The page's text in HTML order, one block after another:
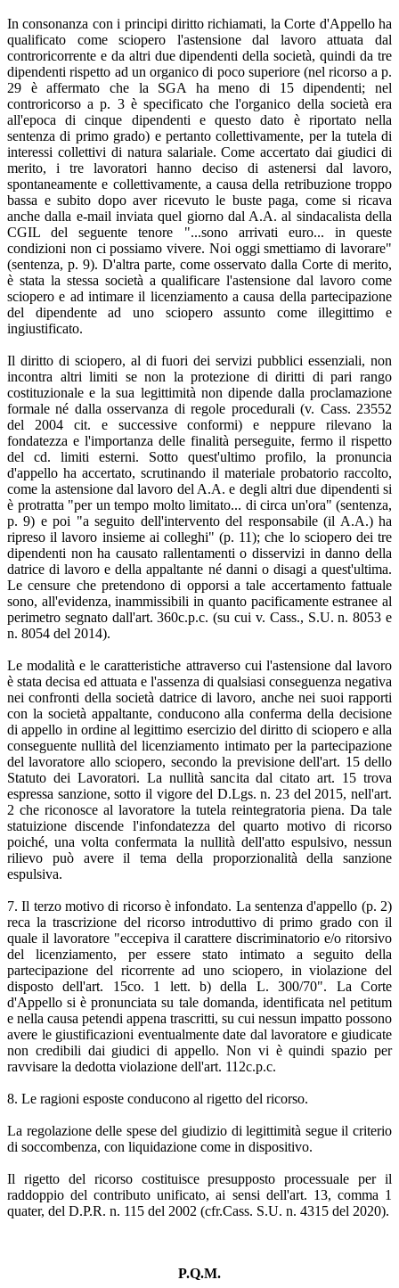
In consonanza con i principi diritto richiamati, la Corte d'Appello ha
qualificato come sciopero l'astensione dal lavoro attuata dal
controricorrente e da altri due dipendenti della società, quindi da tre
dipendenti rispetto ad un organico di poco superiore (nel ricorso a p.
29 è affermato che la SGA ha meno di 15 dipendenti; nel
controricorso a p. 3 è specificato che l'organico della società era
all'epoca di cinque dipendenti e questo dato è riportato nella
sentenza di primo grado) e pertanto collettivamente, per la tutela di
interessi collettivi di natura salariale. Come accertato dai giudici di
merito, i tre lavoratori hanno deciso di astenersi dal lavoro,
spontaneamente e collettivamente, a causa della retribuzione troppo
bassa e subito dopo aver ricevuto le buste paga, come si ricava
anche dalla e-mail inviata quel giorno dal A.A. al sindacalista della
CGIL del seguente tenore "...sono arrivati euro... in queste
condizioni non ci possiamo vivere. Noi oggi smettiamo di lavorare"
(sentenza, p. 9). D'altra parte, come osservato dalla Corte di merito,
è stata la stessa società a qualificare l'astensione dal lavoro come
sciopero e ad intimare il licenziamento a causa della partecipazione
del dipendente ad uno sciopero assunto come illegittimo e
ingiustificato.
Il diritto di sciopero, al di fuori dei servizi pubblici essenziali, non
incontra altri limiti se non la protezione di diritti di pari rango
costituzionale e la sua legittimità non dipende dalla proclamazione
formale né dalla osservanza di regole procedurali (v. Cass. 23552
del 2004 cit. e successive conformi) e neppure rilevano la
fondatezza e l'importanza delle finalità perseguite, fermo il rispetto
del cd. limiti esterni. Sotto quest'ultimo profilo, la pronuncia
d'appello ha accertato, scrutinando il materiale probatorio raccolto,
come la astensione dal lavoro del A.A. e degli altri due dipendenti si
è protratta "per un tempo molto limitato... di circa un'ora" (sentenza,
p. 9) e poi "a seguito dell'intervento del responsabile (il A.A.) ha
ripreso il lavoro insieme ai colleghi" (p. 11); che lo sciopero dei tre
dipendenti non ha causato rallentamenti o disservizi in danno della
datrice di lavoro e della appaltante né danni o disagi a quest'ultima.
Le censure che pretendono di opporsi a tale accertamento fattuale
sono, all'evidenza, inammissibili in quanto pacificamente estranee al
perimetro segnato dall'art. 360c.p.c. (su cui v. Cass., S.U. n. 8053 e
n. 8054 del 2014).
Le modalità e le caratteristiche attraverso cui l'astensione dal lavoro
è stata decisa ed attuata e l'assenza di qualsiasi conseguenza negativa
nei confronti della società datrice di lavoro, anche nei suoi rapporti
con la società appaltante, conducono alla conferma della decisione
di appello in ordine al legittimo esercizio del diritto di sciopero e alla
conseguente nullità del licenziamento intimato per la partecipazione
del lavoratore allo sciopero, secondo la previsione dell'art. 15 dello
Statuto dei Lavoratori. La nullità sancita dal citato art. 15 trova
espressa sanzione, sotto il vigore del D.Lgs. n. 23 del 2015, nell'art.
2 che riconosce al lavoratore la tutela reintegratoria piena. Da tale
statuizione discende l'infondatezza del quarto motivo di ricorso
poiché, una volta confermata la nullità dell'atto espulsivo, nessun
rilievo può avere il tema della proporzionalità della sanzione
espulsiva.
7. Il terzo motivo di ricorso è infondato. La sentenza d'appello (p. 2)
reca la trascrizione del ricorso introduttivo di primo grado con il
quale il lavoratore "eccepiva il carattere discriminatorio e/o ritorsivo
del licenziamento, per essere stato intimato a seguito della
partecipazione del ricorrente ad uno sciopero, in violazione del
disposto dell'art. 15co. 1 lett. b) della L. 300/70". La Corte
d'Appello si è pronunciata su tale domanda, identificata nel petitum
e nella causa petendi appena trascritti, su cui nessun impatto possono
avere le giustificazioni eventualmente date dal lavoratore e giudicate
non credibili dai giudici di appello. Non vi è quindi spazio per
ravvisare la dedotta violazione dell'art. 112c.p.c.
8. Le ragioni esposte conducono al rigetto del ricorso.
La regolazione delle spese del giudizio di legittimità segue il criterio
di soccombenza, con liquidazione come in dispositivo.
Il rigetto del ricorso costituisce presupposto processuale per il
raddoppio del contributo unificato, ai sensi dell'art. 13, comma 1
quater, del D.P.R. n. 115 del 2002 (cfr.Cass. S.U. n. 4315 del 2020).
P.Q.M.